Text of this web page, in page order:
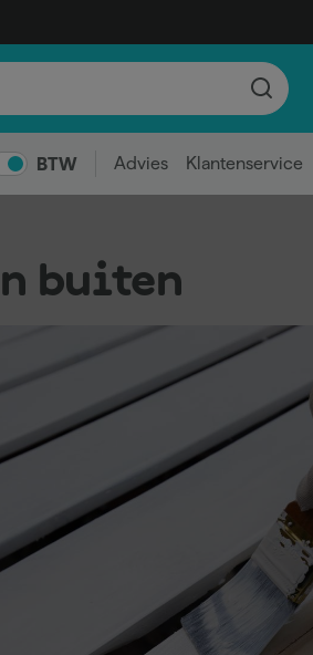
BTW Advies Klantenservice
buiten